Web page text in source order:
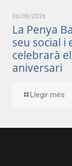
06/08/2026
La Penya
seu social i
celebrarà
aniversari
Llegir més